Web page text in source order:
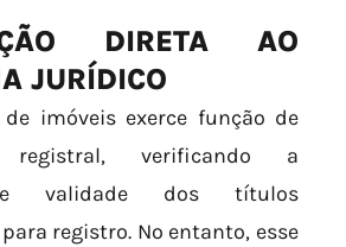
DIRETA AO
JURÍDICO
imóveis exerce função de
registral, verificando a
e validade dos títulos
registro. No entanto, esse